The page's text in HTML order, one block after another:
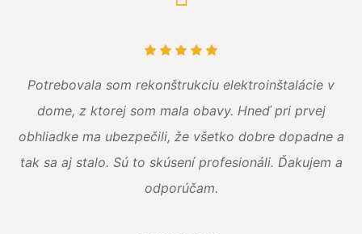
Potrebovala som rekonštrukciu elektroinštalácie v
dome, z ktorej som mala obavy. Hneď pri prvej
obhliadke ma ubezpečili, že všetko dobre dopadne a
tak sa aj stalo. Sú to skúsení profesionáli. Ďakujem a
odporúčam.